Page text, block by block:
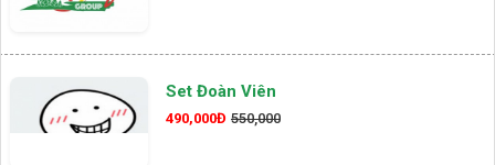
Set Đoàn Viên
490,000Đ 550,000